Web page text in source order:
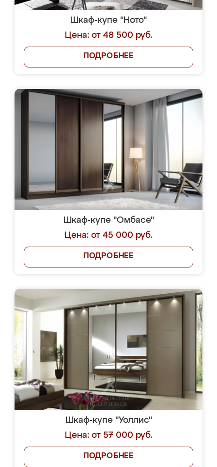
Шкаф-купе "Ното"
Цена: от 48 500 руб.
ПОДРОБНЕЕ
Шкаф-купе "Омбасе"
Цена: от 45 000 руб.
ПОДРОБНЕЕ
Шкаф-купе "Уоллис"
Цена: от 57 000 руб.
ПОДРОБНЕЕ